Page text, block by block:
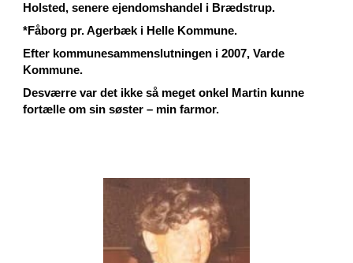
Holsted, senere ejendomshandel i Brædstrup.
*Fåborg pr. Agerbæk i Helle Kommune.
Efter kommunesammenslutningen i 2007, Varde
Kommune.
Desværre var det ikke så meget onkel Martin kunne
fortælle om sin søster – min farmor.